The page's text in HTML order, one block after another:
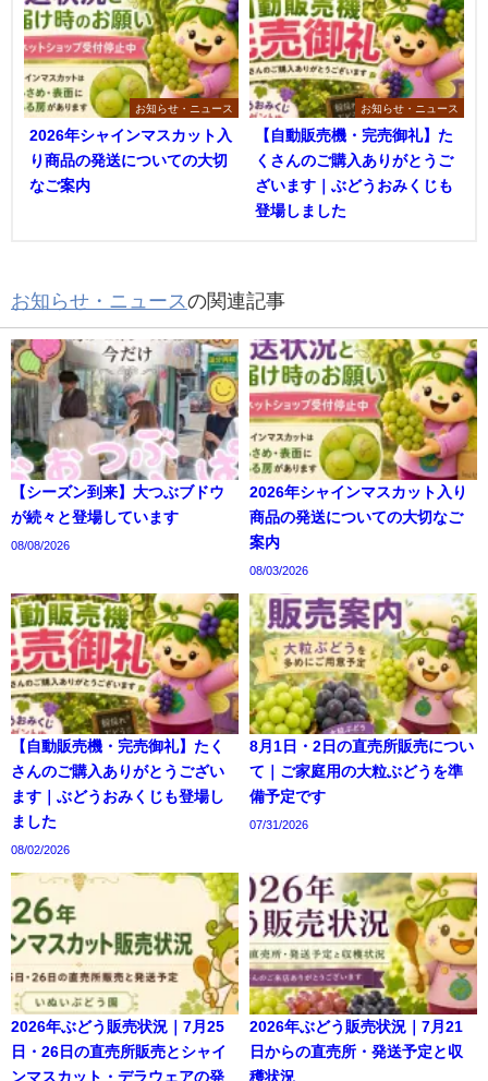
お知らせ・ニュース
2026年シャインマスカット入
り商品の発送についての大切
なご案内
お知らせ・ニュース
【自動販売機・完売御礼】た
くさんのご購入ありがとうご
ざいます｜ぶどうおみくじも
登場しました
お知らせ・ニュースの関連記事
【シーズン到来】大つぶブドウ
が続々と登場しています
08/08/2026
2026年シャインマスカット入り
商品の発送についての大切なご
案内
08/03/2026
【自動販売機・完売御礼】たく
さんのご購入ありがとうござい
ます｜ぶどうおみくじも登場し
ました
08/02/2026
8月1日・2日の直売所販売につい
て｜ご家庭用の大粒ぶどうを準
備予定です
07/31/2026
2026年ぶどう販売状況｜7月25
日・26日の直売所販売とシャイ
ンマスカット・デラウェアの発
2026年ぶどう販売状況｜7月21
日からの直売所・発送予定と収
穫状況